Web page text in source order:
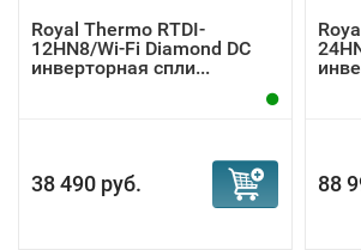
Royal Thermo RTDI-
12HN8/Wi-Fi Diamond DC
инверторная спли...
38 490 руб. 88